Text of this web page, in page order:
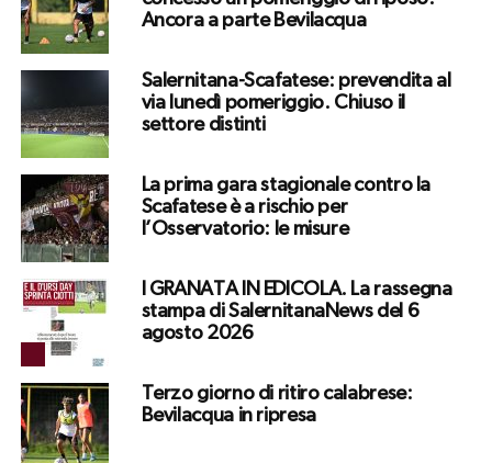
Ancora a parte Bevilacqua
Salernitana-Scafatese: prevendita al
via lunedì pomeriggio. Chiuso il
settore distinti
La prima gara stagionale contro la
Scafatese è a rischio per
l’Osservatorio: le misure
I GRANATA IN EDICOLA. La rassegna
stampa di SalernitanaNews del 6
agosto 2026
Terzo giorno di ritiro calabrese:
Bevilacqua in ripresa